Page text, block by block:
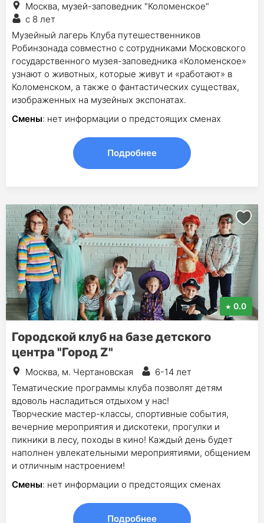
Москва, музей-заповедник "Коломенское"
с 8 лет
Музейный лагерь Клуба путешественников
Робинзонада совместно с сотрудниками Московского
государственного музея-заповедника «Коломенское»
узнают о животных, которые живут и «работают» в
Коломенском, а также о фантастических существах,
изображенных на музейных экспонатах.
Смены: нет информации о предстоящих сменах
Подробнее
0.0
Городской клуб на базе детского
центра "Город Z"
Москва, м. Чертановская
6-14 лет
Тематические программы клуба позволят детям
вдоволь насладиться отдыхом у нас!
Творческие мастер-классы, спортивные события,
вечерние мероприятия и дискотеки, прогулки и
пикники в лесу, походы в кино! Каждый день будет
наполнен увлекательными мероприятиями, общением
и отличным настроением!
Смены: нет информации о предстоящих сменах
Подробнее